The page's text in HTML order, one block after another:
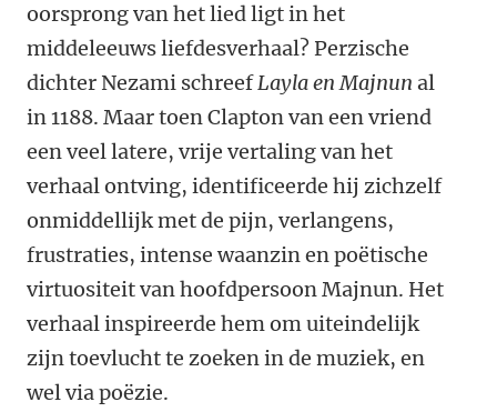
oorsprong van het lied ligt in het
middeleeuws liefdesverhaal? Perzische
dichter Nezami schreefLayla en Majnun al
in 1188. Maar toen Clapton van een vriend
een veel latere, vrije vertaling van het
verhaal ontving, identificeerde hij zichzelf
onmiddellijk met de pijn, verlangens,
frustraties, intense waanzin en poëtische
virtuositeit van hoofdpersoon Majnun. Het
verhaal inspireerde hem om uiteindelijk
zijn toevlucht te zoeken in de muziek, en
wel via poëzie.